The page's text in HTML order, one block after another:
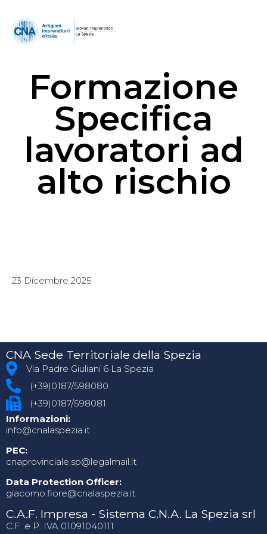
Formazione
Specifica
lavoratori ad
alto rischio
23 Dicembre 2025
CNA Sede Territoriale della Spezia
Via Padre Giuliani 6 La Spezia
(+39)0187/598080
(+39)0187/598081
Informazioni:
info@cnalaspezia.it
PEC:
cnaprovinciale.sp@legalmail.it
Data Protection Officer:
giacomo.fiore@cnalaspezia.it
C.A.F. Impresa - Sistema C.N.A. La Spezia srl
C.F. e P. IVA 01091040111